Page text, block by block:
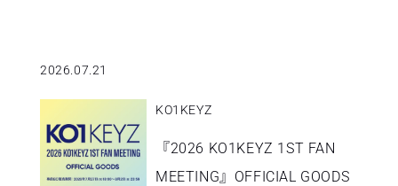
2026.07.21
KO1KEYZ
『2026 KO1KEYZ 1ST FAN
MEETING』OFFICIAL GOODS